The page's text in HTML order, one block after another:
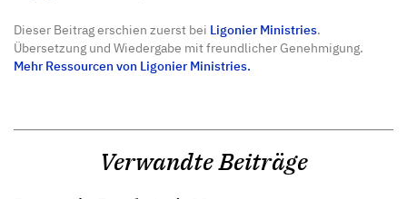
Dieser Beitrag erschien zuerst bei Ligonier Ministries.
Übersetzung und Wiedergabe mit freundlicher Genehmigung.
Mehr Ressourcen von Ligonier Ministries.
Verwandte Beiträge